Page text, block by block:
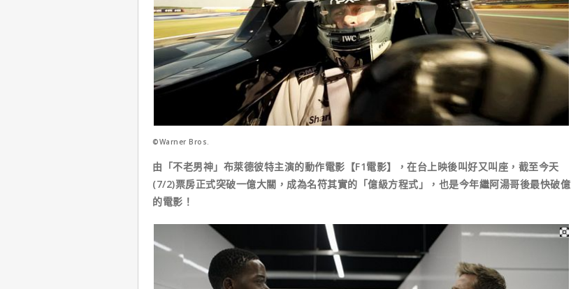
©Warner Bros.
由「不老男神」布萊德彼特主演的動作電影【F1電影】，在台上映後叫好又叫座，截至今天
(7/2)票房正式突破一億大關，成為名符其實的「億級方程式」，也是今年繼阿湯哥後最快破億
的電影！